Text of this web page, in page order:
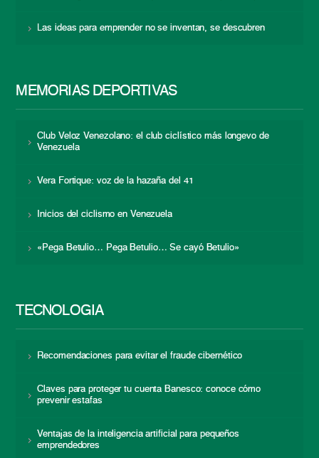
Las ideas para emprender no se inventan, se descubren
MEMORIAS DEPORTIVAS
Club Veloz Venezolano: el club ciclístico más longevo de
Venezuela
Vera Fortique: voz de la hazaña del 41
Inicios del ciclismo en Venezuela
«Pega Betulio… Pega Betulio… Se cayó Betulio»
TECNOLOGÍA
Recomendaciones para evitar el fraude cibernético
Claves para proteger tu cuenta Banesco: conoce cómo
prevenir estafas
Ventajas de la inteligencia artificial para pequeños
emprendedores